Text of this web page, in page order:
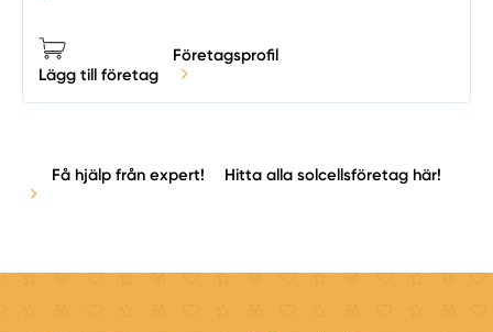
Lägg till företag
Företagsprofil
Få hjälp från expert! Hitta alla solcellsföretag här!